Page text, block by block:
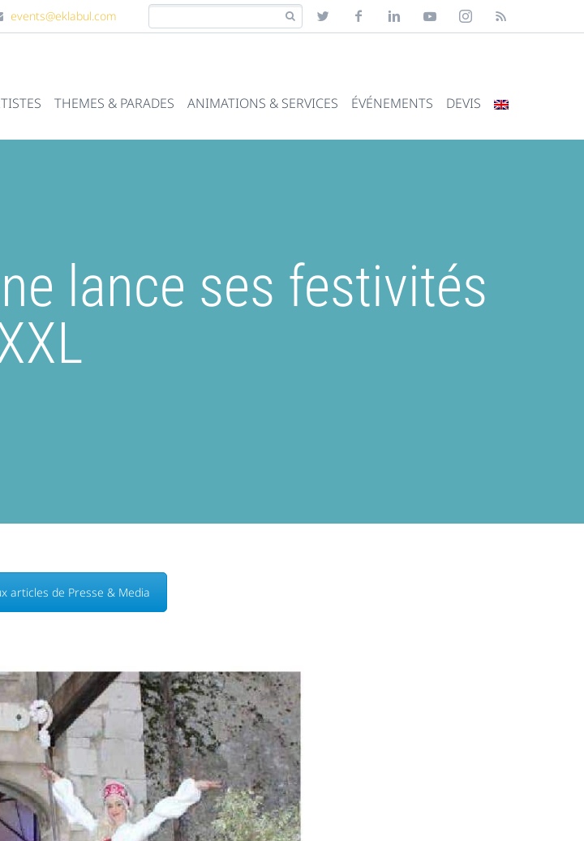
events@eklabul.com
THEMES & PARADES ANIMATIONS & SERVICES ÉVÉNEMENTS DEVIS
lance ses festivités
articles de Presse & Media